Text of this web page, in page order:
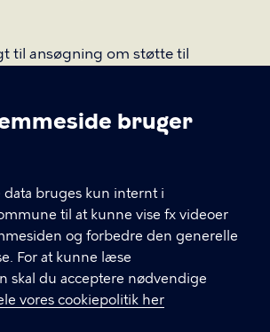
bruger
data bruges kun internt i
til at kunne vise fx videoer
og forbedre den generelle
For at kunne læse
skal du acceptere nødvendige
vores cookiepolitik her
til ansøgning om støtte til
ansøgning om støtte
for rådgivere i varmek
for rådgivere i varmek